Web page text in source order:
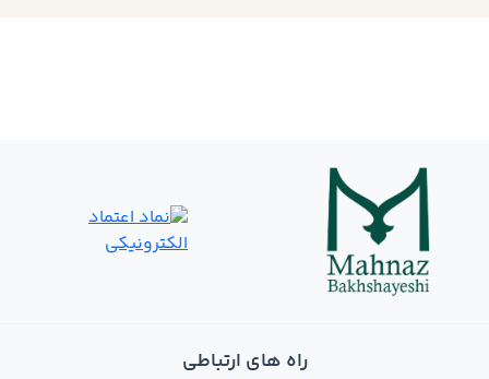
راه های ارتباطی